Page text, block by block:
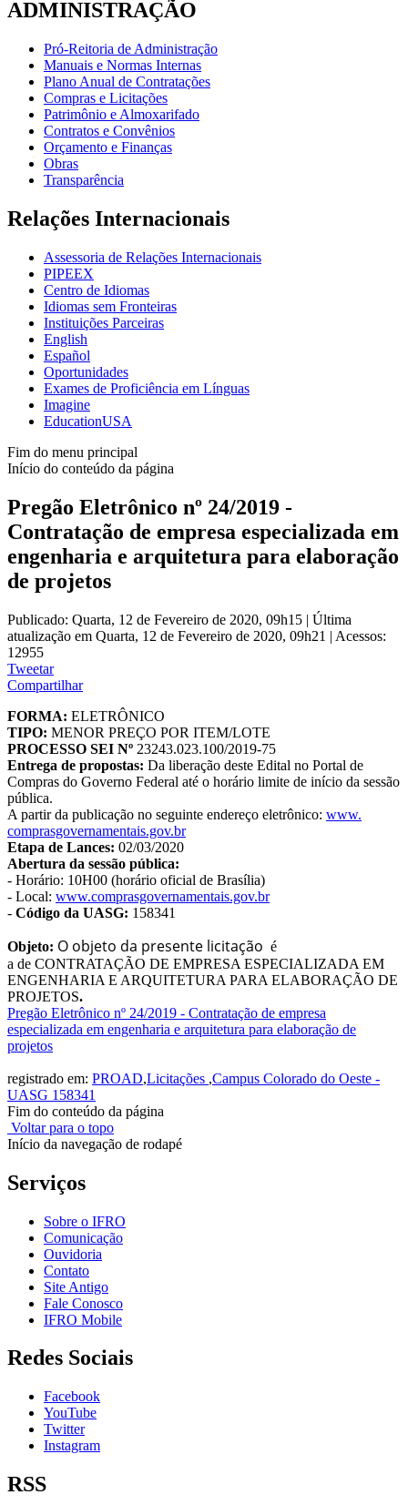
ADMINISTRAÇÃO
Pró-Reitoria de Administração
Manuais e Normas Internas
Plano Anual de Contratações
Compras e Licitações
Patrimônio e Almoxarifado
Contratos e Convênios
Orçamento e Finanças
Obras
Transparência
Relações Internacionais
Assessoria de Relações Internacionais
PIPEEX
Centro de Idiomas
Idiomas sem Fronteiras
Instituições Parceiras
English
Español
Oportunidades
Exames de Proficiência em Línguas
Imagine
EducationUSA
Fim do menu principal
Início do conteúdo da página
Pregão Eletrônico nº 24/2019 -
Contratação de empresa especializada em
engenharia e arquitetura para elaboração
de projetos
Publicado: Quarta, 12 de Fevereiro de 2020, 09h15 | Última
atualização em Quarta, 12 de Fevereiro de 2020, 09h21 | Acessos:
12955
Tweetar
Compartilhar
FORMA: ELETRÔNICO
TIPO: MENOR PREÇO POR ITEM/LOTE
PROCESSO SEI Nº 23243.023.100/2019-75
Entrega de propostas: Da liberação deste Edital no Portal de
Compras do Governo Federal até o horário limite de início da sessão
pública.
A partir da publicação no seguinte endereço eletrônico: www.
comprasgovernamentais.gov.br
Etapa de Lances: 02/03/2020
Abertura da sessão pública:
- Horário: 10H00 (horário oficial de Brasília)
- Local: www.comprasgovernamentais.gov.br
- Código da UASG: 158341
Objeto: O objeto da presente licitação é
a de CONTRATAÇÃO DE EMPRESA ESPECIALIZADA EM
ENGENHARIA E ARQUITETURA PARA ELABORAÇÃO DE
PROJETOS.
Pregão Eletrônico nº 24/2019 - Contratação de empresa
especializada em engenharia e arquitetura para elaboração de
projetos
registrado em: PROAD,Licitações ,Campus Colorado do Oeste -
UASG 158341
Fim do conteúdo da página
Voltar para o topo
Início da navegação de rodapé
Serviços
Sobre o IFRO
Comunicação
Ouvidoria
Contato
Site Antigo
Fale Conosco
IFRO Mobile
Redes Sociais
Facebook
YouTube
Twitter
Instagram
RSS